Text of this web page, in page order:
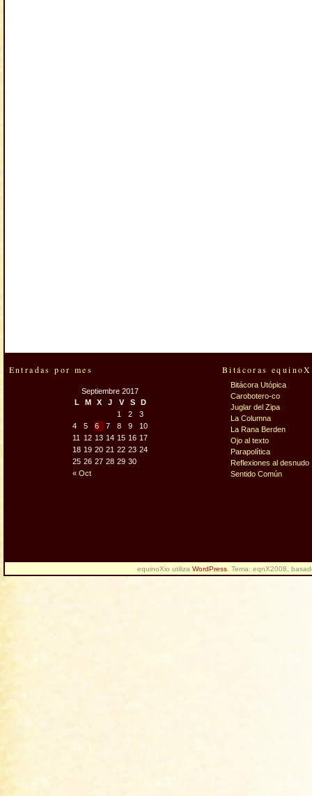
Entradas por mes
Septiembre 2017
L
M X J V S D
« Oct
1 2
3
4
5 6 7 8 9
10
11
12 13 14 15 16 17
18 19 20 21 22 23 24
25 26 27 28 29 30
Bitácoras
Bitácora Utópica
Carobotero-co
Juglar del Zipa
La Columna
La Rana Berden
Ojo al texto
Parapolítica
Reflexiones al desnudo
Sentido Común
equinoXio utiliza WordPress . Tema: eqnX2008,